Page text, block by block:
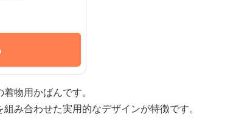
物用かばんです。
み合わせた実用的なデザインが特徴です。